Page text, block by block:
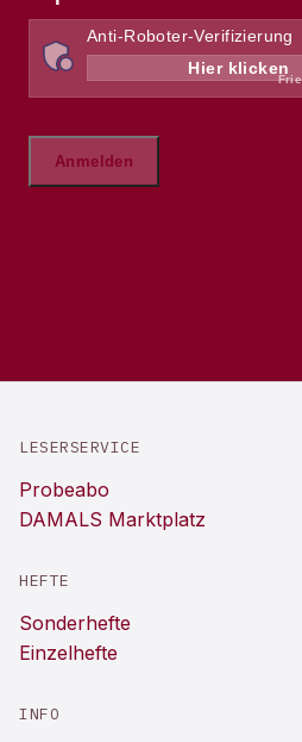
LESERSERVICE
Probeabo
DAMALS Marktplatz
HEFTE
Sonderhefte
Einzelhefte
INFO